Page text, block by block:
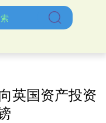
英国资产投资